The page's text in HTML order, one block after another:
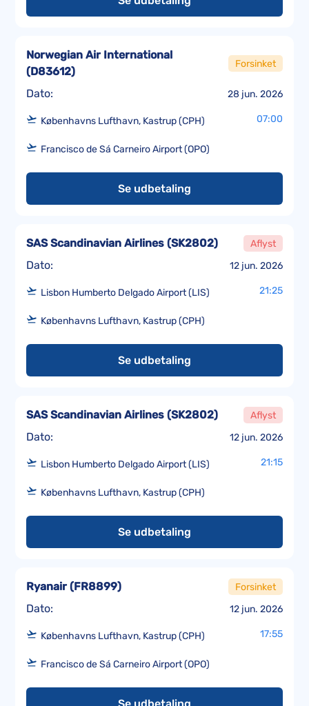
Dato: 28 jun. 2026
Norwegian Air International
(D83612)
Forsinket
Københavns Lufthavn, Kastrup (CPH) 07:00
Francisco de Sá Carneiro Airport (OPO)
Se udbetaling
Dato: 12 jun. 2026
SAS Scandinavian Airlines (SK2802) Aflyst
Lisbon Humberto Delgado Airport (LIS) 21:25
Københavns Lufthavn, Kastrup (CPH)
Se udbetaling
Dato: 12 jun. 2026
SAS Scandinavian Airlines (SK2802) Aflyst
Lisbon Humberto Delgado Airport (LIS) 21:15
Københavns Lufthavn, Kastrup (CPH)
Se udbetaling
Dato: 12 jun. 2026
Ryanair(FR8899) Forsinket
Københavns Lufthavn, Kastrup (CPH) 17:55
Francisco de Sá Carneiro Airport (OPO)